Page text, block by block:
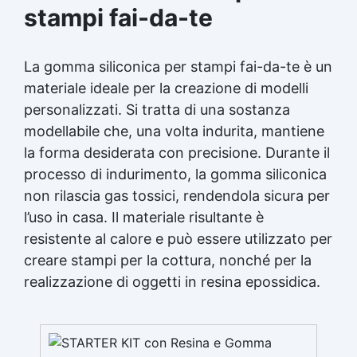
Gomma siliconica per dettagli artistici Gomma
siliconica per modelli artistici Gomma siliconica
dettagliati Gomma siliconica per dettagli
complessi Gomma siliconica per modellini
dettagliati Gomma siliconica dettagliata
Gomma siliconica per modelli precisi Gomma
siliconica per calchi precisi Gomma siliconica
per oggetti artistici Gomma siliconica per
dettagli Gomma siliconica per calchi artistici
Gomma siliconica per oggetti durevoli Gomma
siliconica per modelli Gomma siliconica ad alta
precisione Gomma siliconica per dettagli
durevoli Gomma siliconica per modellini Gomma
siliconica per modelli resistenti See all articles
→ Silicone e tempi di asciugatura 15 articles ▸
Formine al silicone Calco silicone Silicone
trasparente Siliconi liquidi Silicone quanto
tempo per asciugare Silicone tempo
stampi fai-da-te
La gomma siliconica per stampi fai-da-te è un
materiale ideale per la creazione di modelli
personalizzati. Si tratta di una sostanza
modellabile che, una volta indurita, mantiene
la forma desiderata con precisione. Durante il
processo di indurimento, la gomma siliconica
non rilascia gas tossici, rendendola sicura per
l’uso in casa. Il materiale risultante è
resistente al calore e può essere utilizzato per
creare stampi per la cottura, nonché per la
realizzazione di oggetti in resina epossidica.